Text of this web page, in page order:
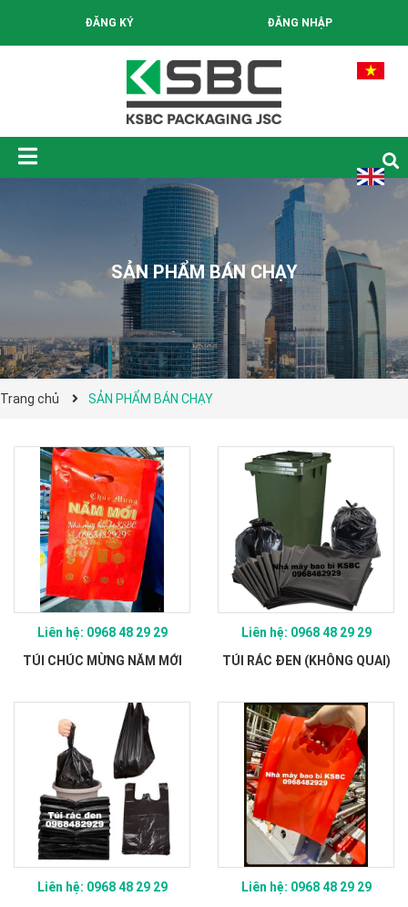
ĐĂNG KÝ ĐĂNG NHẬP
SẢN PHẨM BÁN CHẠY
Trang chủ SẢN PHẨM BÁN CHẠY
Liên hệ: 0968 48 29 29
TÚI CHÚC MỪNG NĂM MỚI
Liên hệ: 0968 48 29 29
TÚI RÁC ĐEN (KHÔNG QUAI)
Liên hệ: 0968 48 29 29
Liên hệ: 0968 48 29 29